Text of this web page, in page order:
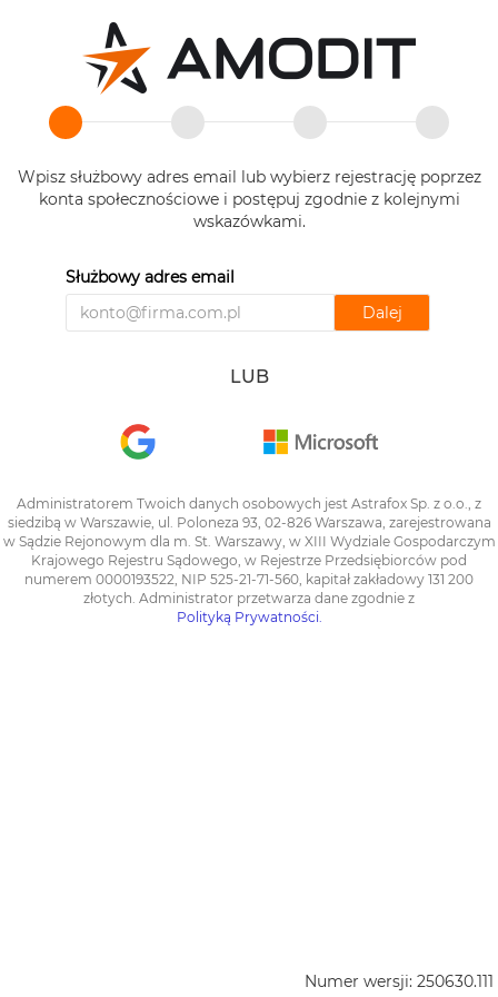
Wpisz służbowy adres email lub wybierz rejestrację poprzez
konta społecznościowe i postępuj zgodnie z kolejnymi
wskazówkami.
Służbowy adres email
Dalej
LUB
Administratorem Twoich danych osobowych jest Astrafox Sp. z o.o., z
siedzibą w Warszawie, ul. Poloneza 93, 02-826 Warszawa, zarejestrowana
w Sądzie Rejonowym dla m. St. Warszawy, w XIII Wydziale Gospodarczym
Krajowego Rejestru Sądowego, w Rejestrze Przedsiębiorców pod
numerem 0000193522, NIP 525-21-71-560, kapitał zakładowy 131 200
złotych. Administrator przetwarza dane zgodnie z
Polityką Prywatności.
Numer wersji: 250630.111